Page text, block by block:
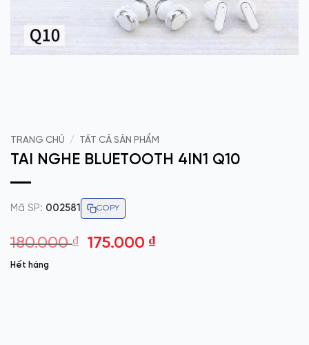
TRANG CHỦ / TẤT CẢ SẢN PHẨM
TAI NGHE BLUETOOTH 4IN1 Q10
Mã SP: 002581 COPY
180.000₫
Giá
175.000₫Giá
Hết hàng